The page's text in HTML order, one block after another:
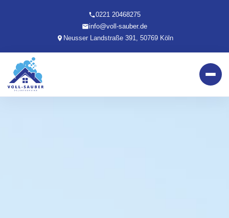
0221 20468275
info@voll-sauber.de
Neusser Landstraße 391, 50769 Köln